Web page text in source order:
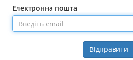
Електронна пошта
Відправити